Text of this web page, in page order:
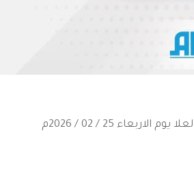
تتواجد عربة المتجر المتنقل في منطقة الفعاليات المصاحبة لمباراة نادي العلا يوم الاربعاء 25 / 02 / 2026م